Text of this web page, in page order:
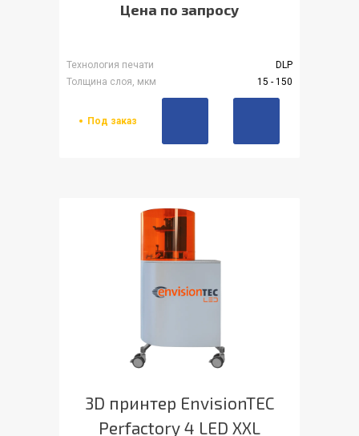
Цена по запросу
Технология печати
DLP
Толщина слоя, мкм
15 - 150
Под заказ
3D принтер EnvisionTEC
Perfactory 4 LED XXL